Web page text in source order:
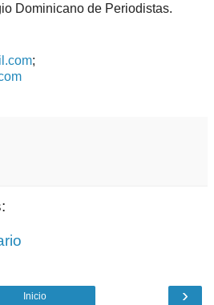
Dominicano de Periodistas.
;
›
Inicio